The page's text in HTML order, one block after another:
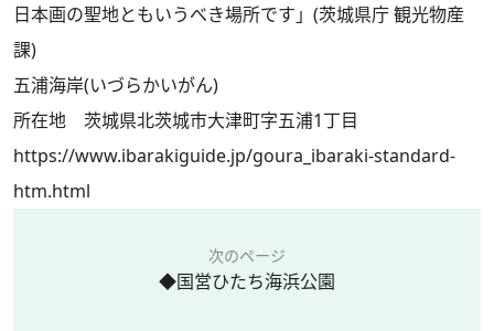
日本画の聖地ともいうべき場所です」(茨城県庁 観光物産
課)
五浦海岸(いづらかいがん)
所在地 茨城県北茨城市大津町字五浦1丁目
https://www.ibarakiguide.jp/goura_ibaraki-standard-
htm.html
次のページ
◆国営ひたち海浜公園